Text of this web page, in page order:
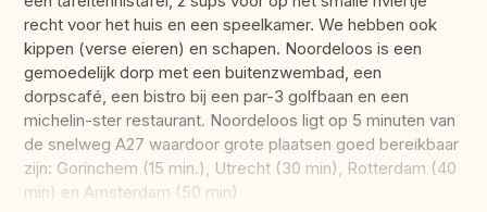
recht voor het huis en een speelkamer. We hebben ook
kippen (verse eieren) en schapen. Noordeloos is een
gemoedelijk dorp met een buitenzwembad, een
dorpscafé, een bistro bij een par-3 golfbaan en een
michelin-ster restaurant. Noordeloos ligt op 5 minuten van
de snelweg A27 waardoor grote plaatsen goed bereikbaar
zijn: Gorinchem (15 min.), Utrecht (30 min), Rotterdam (40
min) en Amsterdam (50 min)